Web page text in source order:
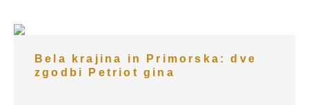
Bela krajina in Primorska: dve
zgodbi Petriot gina